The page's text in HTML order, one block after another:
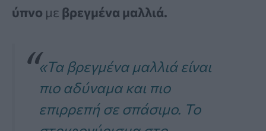
ύπνο με βρεγμένα μαλλιά.
«Τα βρεγμένα μαλλιά είναι
πιο αδύναμα και πιο
επιρρεπή σε σπάσιμο. Το